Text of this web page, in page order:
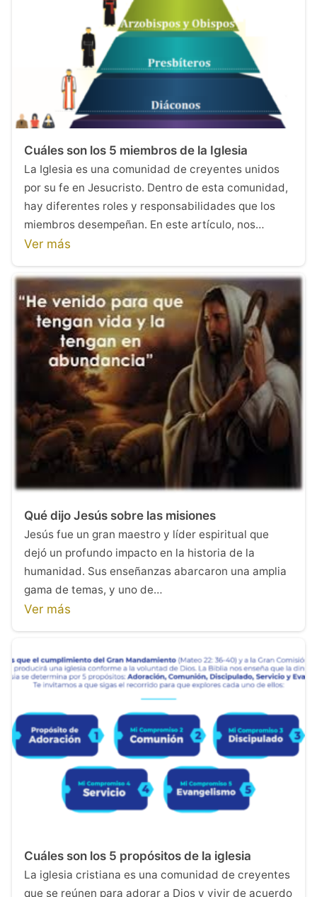
Cuáles son los 5 miembros de la Iglesia
La Iglesia es una comunidad de creyentes unidos
por su fe en Jesucristo. Dentro de esta comunidad,
hay diferentes roles y responsabilidades que los
miembros desempeñan. En este artículo, nos…
Ver más
Qué dijo Jesús sobre las misiones
Jesús fue un gran maestro y líder espiritual que
dejó un profundo impacto en la historia de la
humanidad. Sus enseñanzas abarcaron una amplia
gama de temas, y uno de…
Ver más
Cuáles son los 5 propósitos de la iglesia
La iglesia cristiana es una comunidad de creyentes
que se reúnen para adorar a Dios y vivir de acuerdo